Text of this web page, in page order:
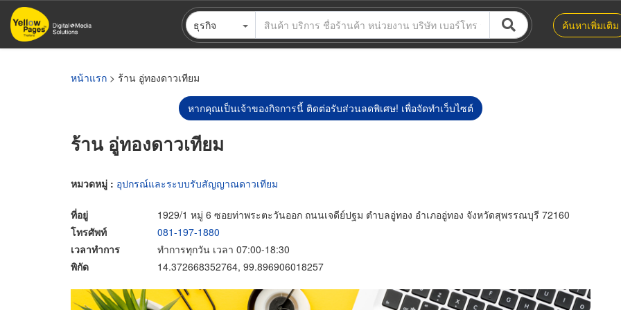
ข้าม
ไป
ธุรกิจ ค้นหาเพิ่มเติม
หน้าแรก > ร้าน อู่ทองดาวเทียม
หากคุณเป็นเจ้าของกิจการนี้ ติดต่อรับส่วนลดพิเศษ! เพื่อจัดทำเว็บไซต์
ร้าน อู่ทองดาวเทียม
หมวดหมู่ : อุปกรณ์และระบบรับสัญญาณดาวเทียม
ที่อยู่
1929/1 หมู่ 6 ซอยท่าพระตะวันออก ถนนเจดีย์ปฐม ตำบลอู่ทอง อำเภออู่ทอง จังหวัดสุพรรณบุรี 72160
โทรศัพท์
081-197-1880
เวลาทำการ
ทำการทุกวัน เวลา 07:00-18:30
พิกัด
14.372668352764, 99.896906018257